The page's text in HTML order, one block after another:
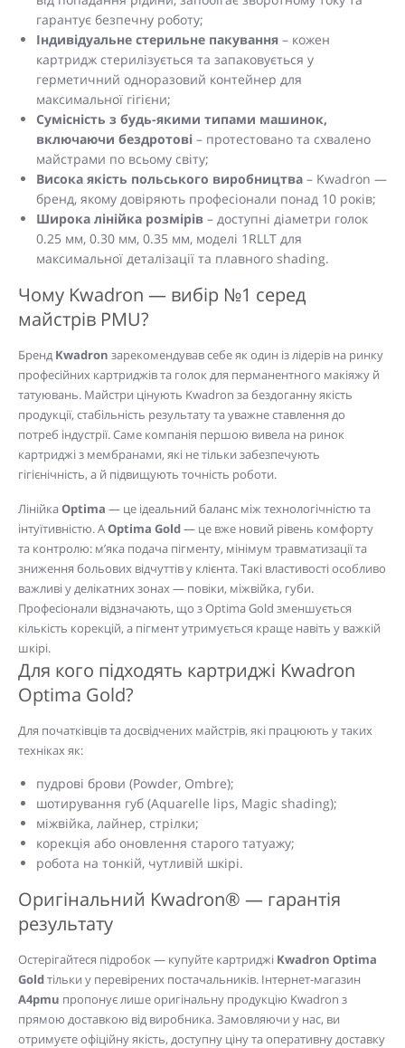
гарантує безпечну роботу;
Індивідуальне стерильне пакування – кожен
картридж стерилізується та запаковується у
герметичний одноразовий контейнер для
максимальної гігієни;
Сумісність з будь-якими типами машинок,
включаючи бездротові – протестовано та схвалено
майстрами по всьому світу;
Висока якість польського виробництва – Kwadron —
бренд, якому довіряють професіонали понад 10 років;
Широка лінійка розмірів – доступні діаметри голок
0.25 мм, 0.30 мм, 0.35 мм, моделі 1RLLT для
максимальної деталізації та плавного shading.
Чому Kwadron — вибір №1 серед
майстрів PMU?
Бренд Kwadron зарекомендував себе як один із лідерів на ринку
професійних картриджів та голок для перманентного макіяжу й
татуювань. Майстри цінують Kwadron за бездоганну якість
продукції, стабільність результату та уважне ставлення до
потреб індустрії. Саме компанія першою вивела на ринок
картриджі з мембранами, які не тільки забезпечують
гігієнічність, а й підвищують точність роботи.
ЛінійкаOptima — це ідеальний баланс між технологічністю та
інтуїтивністю. АOptima Gold— це вже новий рівень комфорту
та контролю: м’яка подача пігменту, мінімум травматизації та
зниження больових відчуттів у клієнта. Такі властивості особливо
важливі у делікатних зонах — повіки, міжвійка, губи.
Професіонали відзначають, що з Optima Gold зменшується
кількість корекцій, а пігмент утримується краще навіть у важкій
шкірі.
Для кого підходять картриджі Kwadron
Optima Gold?
Для початківців та досвідчених майстрів, які працюють у таких
техніках як:
пудрові брови (Powder, Ombre);
шотирування губ (Aquarelle lips, Magic shading);
міжвійка, лайнер, стрілки;
корекція або оновлення старого татуажу;
робота на тонкій, чутливій шкірі.
Оригінальний Kwadron® — гарантія
результату
Остерігайтеся підробок — купуйте картриджі Kwadron Optima
Goldтільки у перевірених постачальників. Інтернет-магазин
A4pmu пропонує лише оригінальну продукцію Kwadron з
прямою доставкою від виробника. Замовляючи у нас, ви
отримуєте офіційну якість, доступну ціну та оперативну доставку